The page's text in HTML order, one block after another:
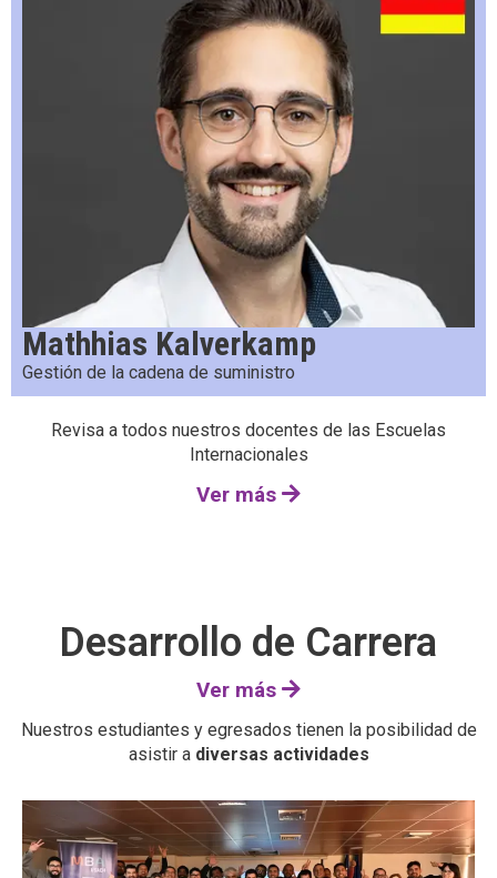
Mathhias Kalverkamp
Gestión de la cadena de suministro
Revisa a todos nuestros docentes de las Escuelas
Internacionales
Ver más
Desarrollo de Carrera
Ver más
Nuestros estudiantes y egresados tienen la posibilidad de
asistir a diversas actividades